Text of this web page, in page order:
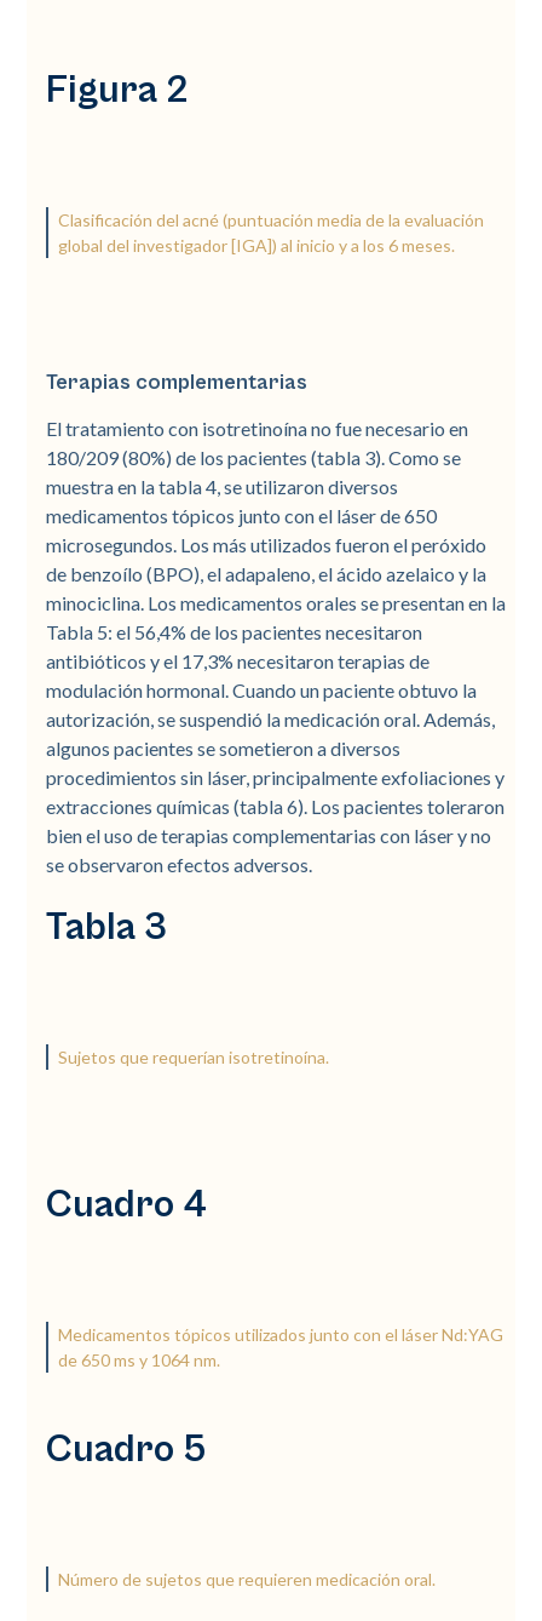
Figura 2
Clasificación del acné (puntuación media de la evaluación
global del investigador [IGA]) al inicio y a los 6 meses.
Terapias complementarias
El tratamiento con isotretinoína no fue necesario en
180/209 (80%) de los pacientes (tabla 3). Como se
muestra en la tabla 4, se utilizaron diversos
medicamentos tópicos junto con el láser de 650
microsegundos. Los más utilizados fueron el peróxido
de benzoílo (BPO), el adapaleno, el ácido azelaico y la
minociclina. Los medicamentos orales se presentan en la
Tabla 5: el 56,4% de los pacientes necesitaron
antibióticos y el 17,3% necesitaron terapias de
modulación hormonal. Cuando un paciente obtuvo la
autorización, se suspendió la medicación oral. Además,
algunos pacientes se sometieron a diversos
procedimientos sin láser, principalmente exfoliaciones y
extracciones químicas (tabla 6). Los pacientes toleraron
bien el uso de terapias complementarias con láser y no
se observaron efectos adversos.
Tabla 3
Sujetos que requerían isotretinoína.
Cuadro 4
Medicamentos tópicos utilizados junto con el láser Nd:YAG
de 650 ms y 1064 nm.
Cuadro 5
Número de sujetos que requieren medicación oral.